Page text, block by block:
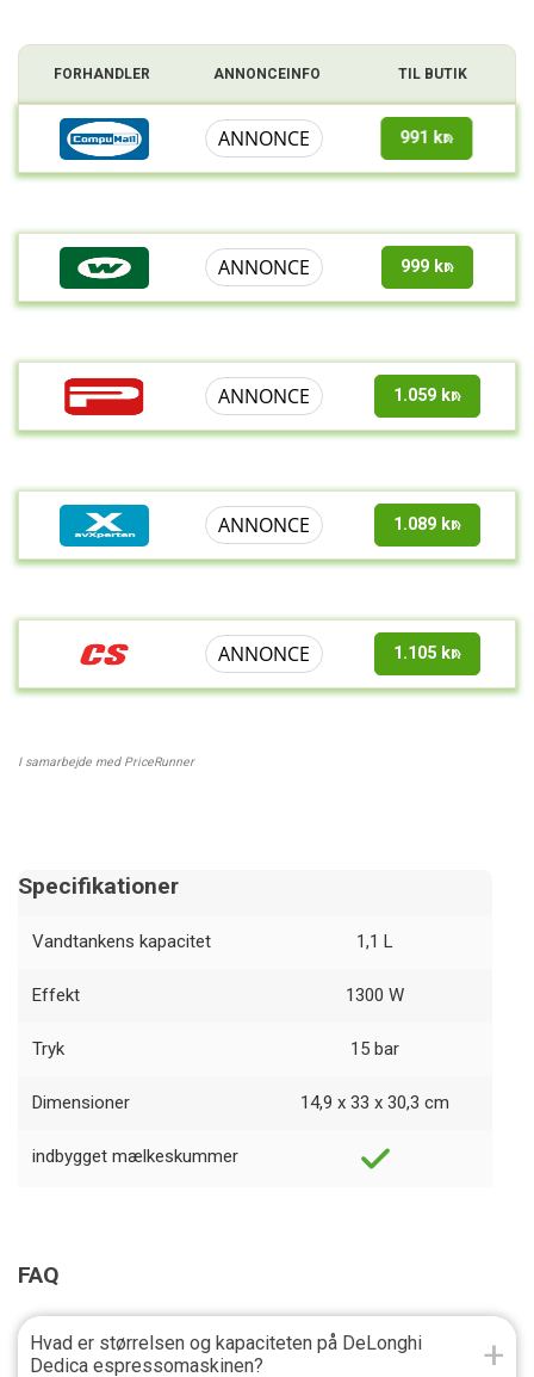
FORHANDLER ANNONCEINFO TIL BUTIK
ANNONCE 991 kr.
ANNONCE 999 kr.
ANNONCE 1.059 kr.
ANNONCE 1.089 kr.
ANNONCE 1.105 kr.
I samarbejde med PriceRunner
Specifikationer
Vandtankens kapacitet 1,1 L
Effekt 1300 W
Tryk 15 bar
Dimensioner 14,9 x 33 x 30,3 cm
indbygget mælkeskummer
FAQ
Hvad er størrelsen og kapaciteten på DeLonghi
Dedica espressomaskinen?